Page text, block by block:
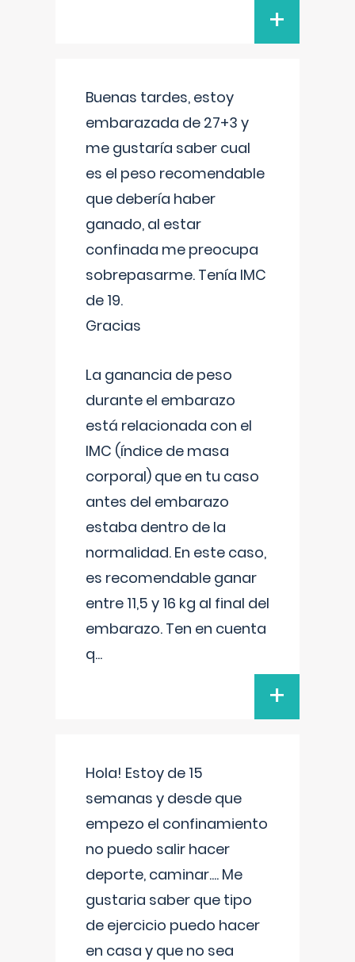
+
Buenas tardes, estoy
embarazada de 27+3 y
me gustaría saber cual
es el peso recomendable
que debería haber
ganado, al estar
confinada me preocupa
sobrepasarme. Tenía IMC
de 19.
Gracias
La ganancia de peso
durante el embarazo
está relacionada con el
IMC (índice de masa
corporal) que en tu caso
antes del embarazo
estaba dentro de la
normalidad. En este caso,
es recomendable ganar
entre 11,5 y 16 kg al final del
embarazo. Ten en cuenta
q...
+
Hola! Estoy de 15
semanas y desde que
empezo el confinamiento
no puedo salir hacer
deporte, caminar.... Me
gustaria saber que tipo
de ejercicio puedo hacer
en casa y que no sea